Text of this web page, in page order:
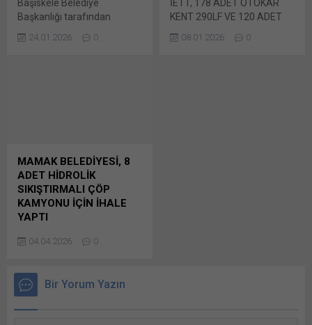
Facebook'ta paylaşmak için
tıklayın (Yeni...
WhatsApp'ta paylaşmak için
tıklayın (Yeni pencerede
açılır) WhatsApp
Başiskele Belediye
Başkanlığı tarafından
dosya konusu 2 Kalemden
paylaşmak için tıklayın (Yeni
pencerede açılır) LinkedIn
WhatsApp'ta paylaşmak için
tıklayın (Yeni pencerede
açılır) WhatsApp
tıklayın (Yeni...
24.01.2026 0
İETT, 178 ADET OTOKAR
KENT 290LF VE 120 ADET
OTOBÜSLERİN BAKIMLARINI
08.01.2026 0
MAMAK BELEDİYESİ, 8
ADET HİDROLİK
SIKIŞTIRMALI ÇÖP
KAMYONU İÇİN İHALE
YAPTI
tarafından ihtiyaç duyulan
dosya konusu 8 Adet 15+1,5
m3 Kapasiteli Hidrolik
04.04.2026 0
Bir Yorum Yazın